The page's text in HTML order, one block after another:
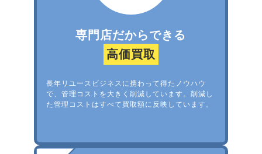
専門店だからできる
高価買取
長年リユースビジネスに携わって得たノウハウ
で、管理コストを大きく削減しています。削減し
た管理コストはすべて買取額に反映しています。